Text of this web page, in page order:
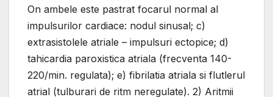
Оn ambele este pastrat focarul normal al
impulsurilor cardiace: nodul sinusal; c)
extrasistolele atriale – impulsuri ectopice; d)
tahicardia paroxistica atriala (frecventa 140-
220/min. regulata); e) fibrilatia atriala si flutlerul
atrial (tulburari de ritm neregulate). 2) Aritmii